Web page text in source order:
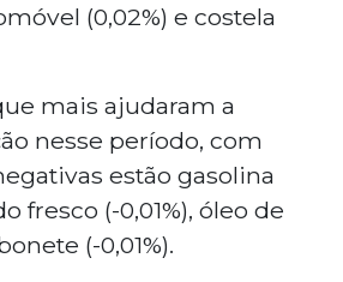
(0,02%) e costela
mais ajudaram a
nesse período, com
estão gasolina
fresco (-0,01%), óleo de
(-0,01%).